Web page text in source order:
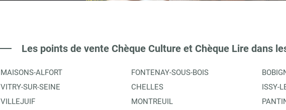
Les points de vente Chèque Culture et Chèque Lire dans
MAISONS-ALFORT
VITRY-SUR-SEINE
VILLEJUIF
FONTENAY-SOUS-BOIS
CHELLES
MONTREUIL
ISSY-